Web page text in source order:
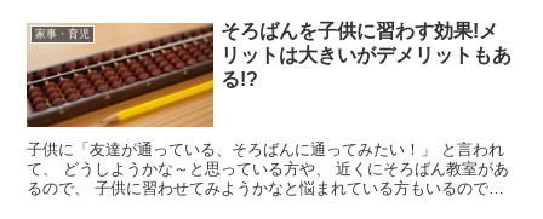
家事・育児
そろばんを子供に習わす効果!メ
リットは大きいがデメリットもあ
る!?
子供に「友達が通っている、そろばんに通ってみたい！」 と言われ
て、 どうしようかな～と思っている方や、 近くにそろばん教室があ
るので、 子供に習わせてみようかなと悩まれている方もいるのでし